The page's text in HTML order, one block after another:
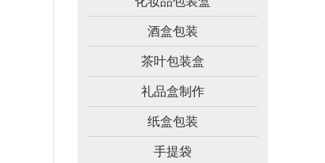
酒盒包装
茶叶包装盒
礼品盒制作
纸盒包装
手提袋